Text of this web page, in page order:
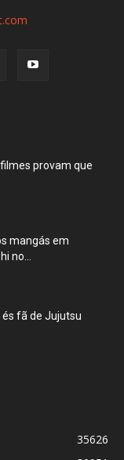
provam que
mangás em
no...
fã de Jujutsu
35626